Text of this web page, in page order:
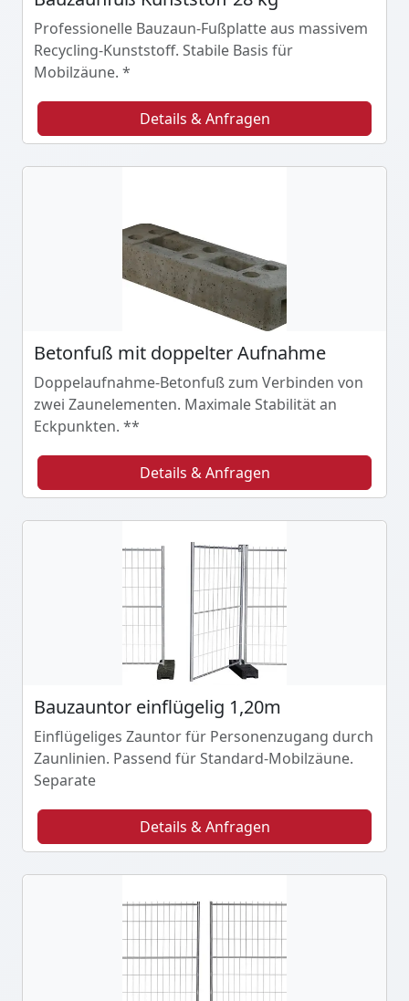
Professionelle Bauzaun-Fußplatte aus massivem
Recycling-Kunststoff. Stabile Basis für
Mobilzäune. *
Details & Anfragen
Betonfuß mit doppelter Aufnahme
Doppelaufnahme-Betonfuß zum Verbinden von
zwei Zaunelementen. Maximale Stabilität an
Eckpunkten. **
Details & Anfragen
Bauzauntor einflügelig 1,20m
Einflügeliges Zauntor für Personenzugang durch
Zaunlinien. Passend für Standard-Mobilzäune.
Separate
Details & Anfragen